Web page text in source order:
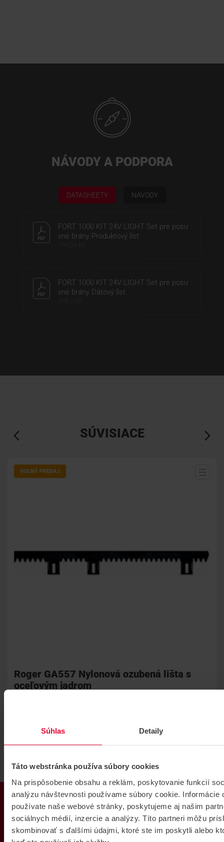
Súhlas Detaily
Táto webstránka používa súbory cookies
Na prispôsobenie obsahu a reklám, poskytovanie funkcií
analýzu návštevnosti používame súbory cookie. Informácie
používate naše webové stránky, poskytujeme aj našim
sociálnych médií, inzercie a analýzy. Títo partneri môžu
skombinovať s ďalšími údajmi, ktoré ste im poskytli alebo
PRODUKTY
NÁVODY A PODPORA
DATASHEETY NÁVODY
FORT 1000 KIT 24V LIGHT Set pre posu
vné brány Produktový list
FORT 1000 KIT 24V LIGHT Set pre posu
vné brány Dátový list
SÚVISIACE
VOĽNÝ PREDAJ
Roger GA557 Nylonová ozubená lišta s
oceľovým jadrom
KOŠICE NA CESTE DUBNICA NAD VÁHOM
SKLADOM
BRATISLAVA
NA CESTE
Roger GA557